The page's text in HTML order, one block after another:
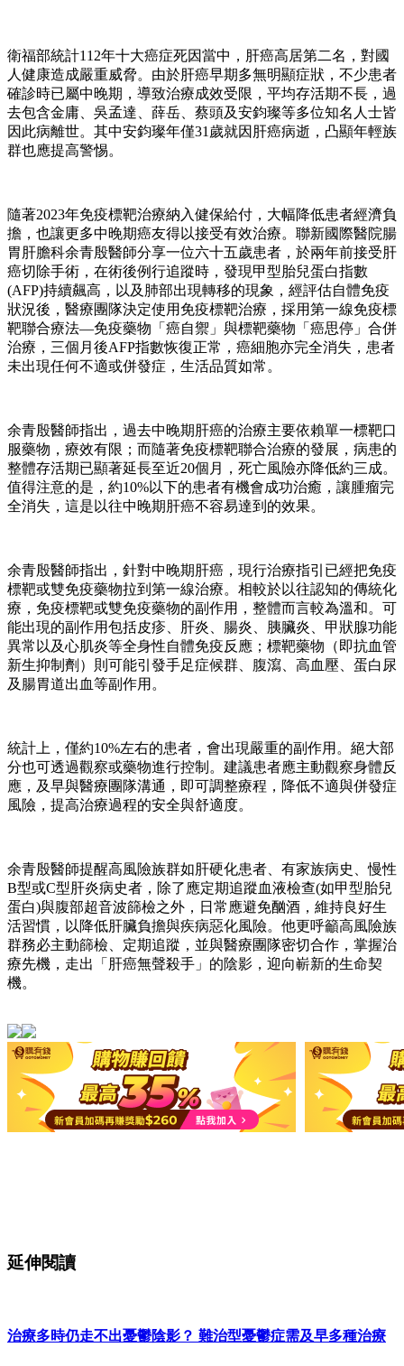
衛福部統計112年十大癌症死因當中，肝癌高居第二名，對國
人健康造成嚴重威脅。由於肝癌早期多無明顯症狀，不少患者
確診時已屬中晚期，導致治療成效受限，平均存活期不長，過
去包含金庸、吳孟達、薛岳、蔡頭及安鈞璨等多位知名人士皆
因此病離世。其中安鈞璨年僅31歲就因肝癌病逝，凸顯年輕族
群也應提高警惕。
隨著2023年免疫標靶治療納入健保給付，大幅降低患者經濟負
擔，也讓更多中晚期癌友得以接受有效治療。聯新國際醫院腸
胃肝膽科余青殷醫師分享一位六十五歲患者，於兩年前接受肝
癌切除手術，在術後例行追蹤時，發現甲型胎兒蛋白指數
(AFP)持續飆高，以及肺部出現轉移的現象，經評估自體免疫
狀況後，醫療團隊決定使用免疫標靶治療，採用第一線免疫標
靶聯合療法—免疫藥物「癌自禦」與標靶藥物「癌思停」合併
治療，三個月後AFP指數恢復正常，癌細胞亦完全消失，患者
未出現任何不適或併發症，生活品質如常。
余青殷醫師指出，過去中晚期肝癌的治療主要依賴單一標靶口
服藥物，療效有限；而隨著免疫標靶聯合治療的發展，病患的
整體存活期已顯著延長至近20個月，死亡風險亦降低約三成。
值得注意的是，約10%以下的患者有機會成功治癒，讓腫瘤完
全消失，這是以往中晚期肝癌不容易達到的效果。
余青殷醫師指出，針對中晚期肝癌，現行治療指引已經把免疫
標靶或雙免疫藥物拉到第一線治療。相較於以往認知的傳統化
療，免疫標靶或雙免疫藥物的副作用，整體而言較為溫和。可
能出現的副作用包括皮疹、肝炎、腸炎、胰臟炎、甲狀腺功能
異常以及心肌炎等全身性自體免疫反應；標靶藥物（即抗血管
新生抑制劑）則可能引發手足症候群、腹瀉、高血壓、蛋白尿
及腸胃道出血等副作用。
統計上，僅約10%左右的患者，會出現嚴重的副作用。絕大部
分也可透過觀察或藥物進行控制。建議患者應主動觀察身體反
應，及早與醫療團隊溝通，即可調整療程，降低不適與併發症
風險，提高治療過程的安全與舒適度。
余青殷醫師提醒高風險族群如肝硬化患者、有家族病史、慢性
B型或C型肝炎病史者，除了應定期追蹤血液檢查(如甲型胎兒
蛋白)與腹部超音波篩檢之外，日常應避免酗酒，維持良好生
活習慣，以降低肝臟負擔與疾病惡化風險。他更呼籲高風險族
群務必主動篩檢、定期追蹤，並與醫療團隊密切合作，掌握治
療先機，走出「肝癌無聲殺手」的陰影，迎向嶄新的生命契
機。
延伸閱讀
治療多時仍走不出憂鬱陰影？ 難治型憂鬱症需及早多種治療